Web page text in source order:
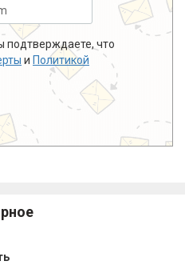
подтверждаете, что
и Политикой